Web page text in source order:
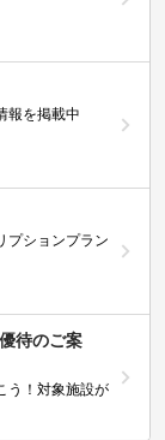
報を掲載中
プションプラン
待のご案
う！対象施設が